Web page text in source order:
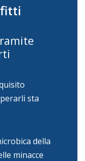
sta
della
minacce